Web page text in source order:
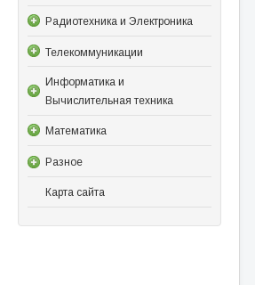
Радиотехника и Электроника
Телекоммуникации
Информатика и
Вычислительная техника
Математика
Разное
Карта сайта